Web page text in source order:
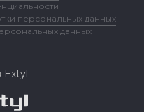
персональных данных
данных
Extyl